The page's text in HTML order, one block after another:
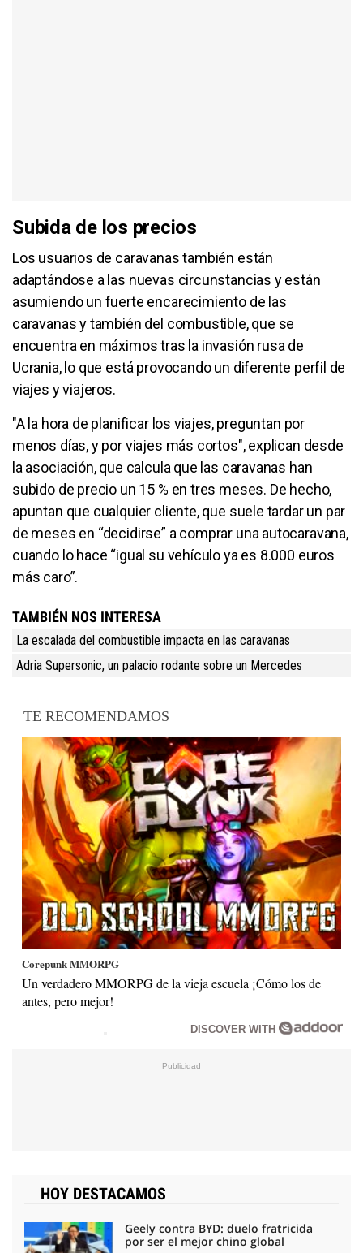
Subida de los precios
Los usuarios de caravanas también están
adaptándose a las nuevas circunstancias y están
asumiendo un fuerte encarecimiento de las
caravanas y también del combustible, que se
encuentra en máximos tras la invasión rusa de
Ucrania, lo que está provocando un diferente perfil de
viajes y viajeros.
"A la hora de planificar los viajes, preguntan por
menos días, y por viajes más cortos", explican desde
la asociación, que calcula que las caravanas han
subido de precio un 15 % en tres meses. De hecho,
apuntan que cualquier cliente, que suele tardar un par
de meses en “decidirse” a comprar una autocaravana,
cuando lo hace “igual su vehículo ya es 8.000 euros
más caro”.
TAMBIÉN NOS INTERESA
La escalada del combustible impacta en las caravanas
Adria Supersonic, un palacio rodante sobre un Mercedes
TE RECOMENDAMOS
Corepunk MMORPG
Un verdadero MMORPG de la vieja escuela ¡Cómo los de
antes, pero mejor!
DISCOVER WITH
HOY DESTACAMOS
Geely contra BYD: duelo fratricida
por ser el mejor chino global